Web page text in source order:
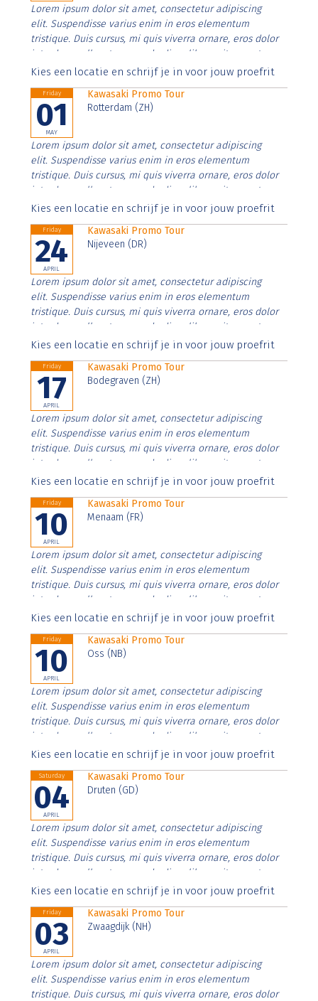
Lorem ipsum dolor sit amet, consectetur adipiscing
elit. Suspendisse varius enim in eros elementum
tristique. Duis cursus, mi quis viverra ornare, eros dolor
interdum nulla, ut commodo diam libero vitae erat.
Aenean faucibus nibh et justo cursus id rutrum lorem
Kies een locatie en schrijf je in voor jouw proefrit
Friday
01
MAY
Kawasaki Promo Tour
Rotterdam (ZH)
Lorem ipsum dolor sit amet, consectetur adipiscing
elit. Suspendisse varius enim in eros elementum
tristique. Duis cursus, mi quis viverra ornare, eros dolor
interdum nulla, ut commodo diam libero vitae erat.
Aenean faucibus nibh et justo cursus id rutrum lorem
Kies een locatie en schrijf je in voor jouw proefrit
Friday
24
APRIL
Kawasaki Promo Tour
Nijeveen (DR)
Lorem ipsum dolor sit amet, consectetur adipiscing
elit. Suspendisse varius enim in eros elementum
tristique. Duis cursus, mi quis viverra ornare, eros dolor
interdum nulla, ut commodo diam libero vitae erat.
Aenean faucibus nibh et justo cursus id rutrum lorem
Kies een locatie en schrijf je in voor jouw proefrit
Friday
17
APRIL
Kawasaki Promo Tour
Bodegraven (ZH)
Lorem ipsum dolor sit amet, consectetur adipiscing
elit. Suspendisse varius enim in eros elementum
tristique. Duis cursus, mi quis viverra ornare, eros dolor
interdum nulla, ut commodo diam libero vitae erat.
Aenean faucibus nibh et justo cursus id rutrum lorem
Kies een locatie en schrijf je in voor jouw proefrit
Friday
10
APRIL
Kawasaki Promo Tour
Menaam (FR)
Lorem ipsum dolor sit amet, consectetur adipiscing
elit. Suspendisse varius enim in eros elementum
tristique. Duis cursus, mi quis viverra ornare, eros dolor
interdum nulla, ut commodo diam libero vitae erat.
Aenean faucibus nibh et justo cursus id rutrum lorem
Kies een locatie en schrijf je in voor jouw proefrit
Friday
10
APRIL
Kawasaki Promo Tour
Oss (NB)
Lorem ipsum dolor sit amet, consectetur adipiscing
elit. Suspendisse varius enim in eros elementum
tristique. Duis cursus, mi quis viverra ornare, eros dolor
interdum nulla, ut commodo diam libero vitae erat.
Aenean faucibus nibh et justo cursus id rutrum lorem
Kies een locatie en schrijf je in voor jouw proefrit
Saturday
04
APRIL
Kawasaki Promo Tour
Druten (GD)
Lorem ipsum dolor sit amet, consectetur adipiscing
elit. Suspendisse varius enim in eros elementum
tristique. Duis cursus, mi quis viverra ornare, eros dolor
interdum nulla, ut commodo diam libero vitae erat.
Aenean faucibus nibh et justo cursus id rutrum lorem
Kies een locatie en schrijf je in voor jouw proefrit
Friday
03
APRIL
Kawasaki Promo Tour
Zwaagdijk (NH)
Lorem ipsum dolor sit amet, consectetur adipiscing
elit. Suspendisse varius enim in eros elementum
tristique. Duis cursus, mi quis viverra ornare, eros dolor